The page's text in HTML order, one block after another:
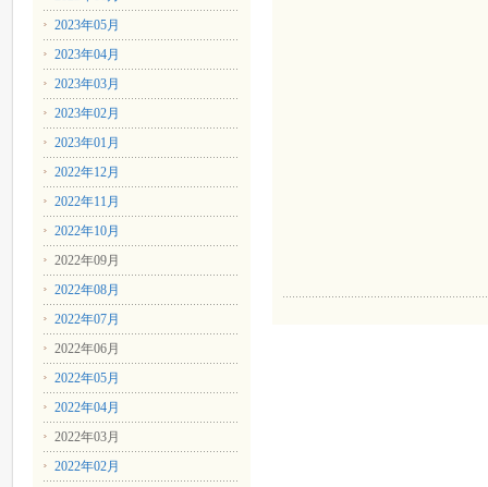
2023年05月
2023年04月
2023年03月
2023年02月
2023年01月
2022年12月
2022年11月
2022年10月
2022年09月
2022年08月
2022年07月
2022年06月
2022年05月
2022年04月
2022年03月
2022年02月